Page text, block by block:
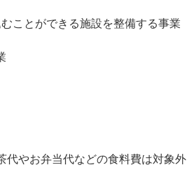
ことができる施設を整備する事業
やお弁当代などの食料費は対象外